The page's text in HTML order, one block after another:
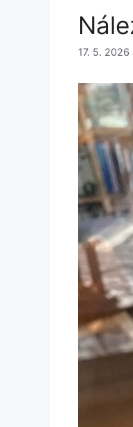
17. 5. 2026